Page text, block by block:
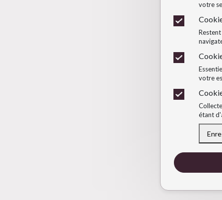
votre
votre
étant